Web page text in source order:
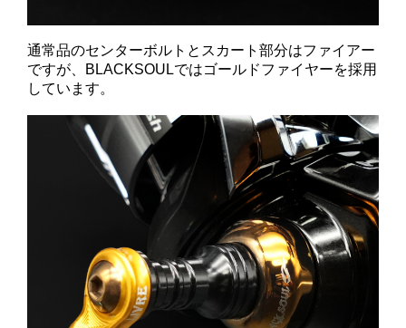
通常品のセンターボルトとスカート部分はファイアー
ですが、BLACKSOULではゴールドファイヤーを採用
しています。